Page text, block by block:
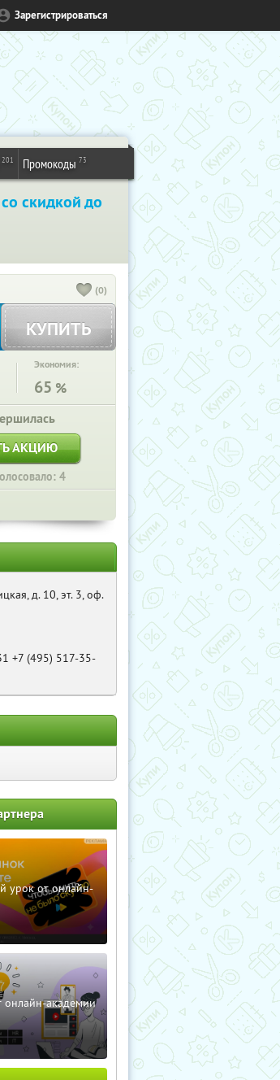
Зарегистрироваться
201 Промокоды 73
со скидкой до
(0)
КУПИТЬ
Экономия:
65 %
АКЦИЮ
4
д. 10, эт. 3, оф.
+7 (495) 517-35-
урок от онлайн-
онлайн-академии